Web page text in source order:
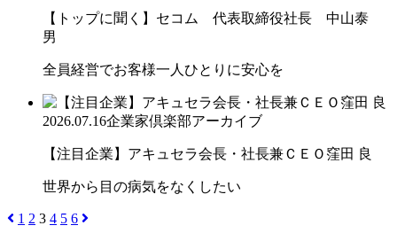
【トップに聞く】セコム 代表取締役社長 中山泰
男
全員経営でお客様一人ひとりに安心を
2026.07.16企業家倶楽部アーカイブ
【注目企業】アキュセラ会長・社長兼ＣＥＯ窪田 良
世界から目の病気をなくしたい
1 2 3 4 5 6